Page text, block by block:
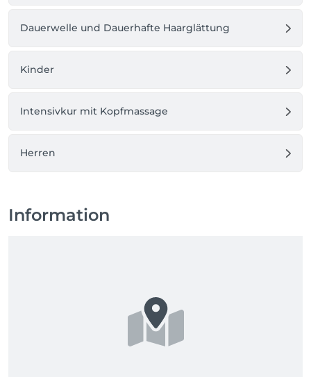
Dauerwelle und Dauerhafte Haarglättung
Kinder
Intensivkur mit Kopfmassage
Herren
Information